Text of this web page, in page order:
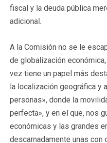
fiscal y la deuda pública
adicional.
A la Comisión no se le
de globalización
vez tiene un papel más
la localización geográfica y
personas», donde la
perfecta», y en el que, nos
económicas y las grandes
descarnadamente unas con